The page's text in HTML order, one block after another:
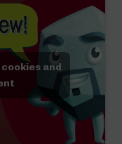
and